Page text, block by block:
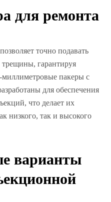
для ремонта
точно подавать
гарантируя
пакеры с
для обеспечения
что делает их
низкого, так и высокого
варианты